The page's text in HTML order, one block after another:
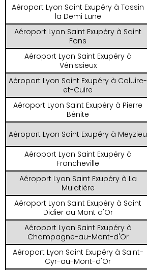
Aéroport Lyon Saint Exupéry à Tassin
la Demi Lune
Aéroport Lyon Saint Exupéry à Saint
Fons
Aéroport Lyon Saint Exupéry à
Vénissieux
Aéroport Lyon Saint Exupéry à Caluire-
et-Cuire
Aéroport Lyon Saint Exupéry à Pierre
Bénite
Aéroport Lyon Saint Exupéry à Meyzieu
Aéroport Lyon Saint Exupéry à
Francheville
Aéroport Lyon Saint Exupéry à La
Mulatière
Aéroport Lyon Saint Exupéry à Saint
Didier au Mont d'Or
Aéroport Lyon Saint Exupéry à
Champagne-au-Mont-d'Or
Aéroport Lyon Saint Exupéry à Saint-
Cyr-au-Mont-d'Or